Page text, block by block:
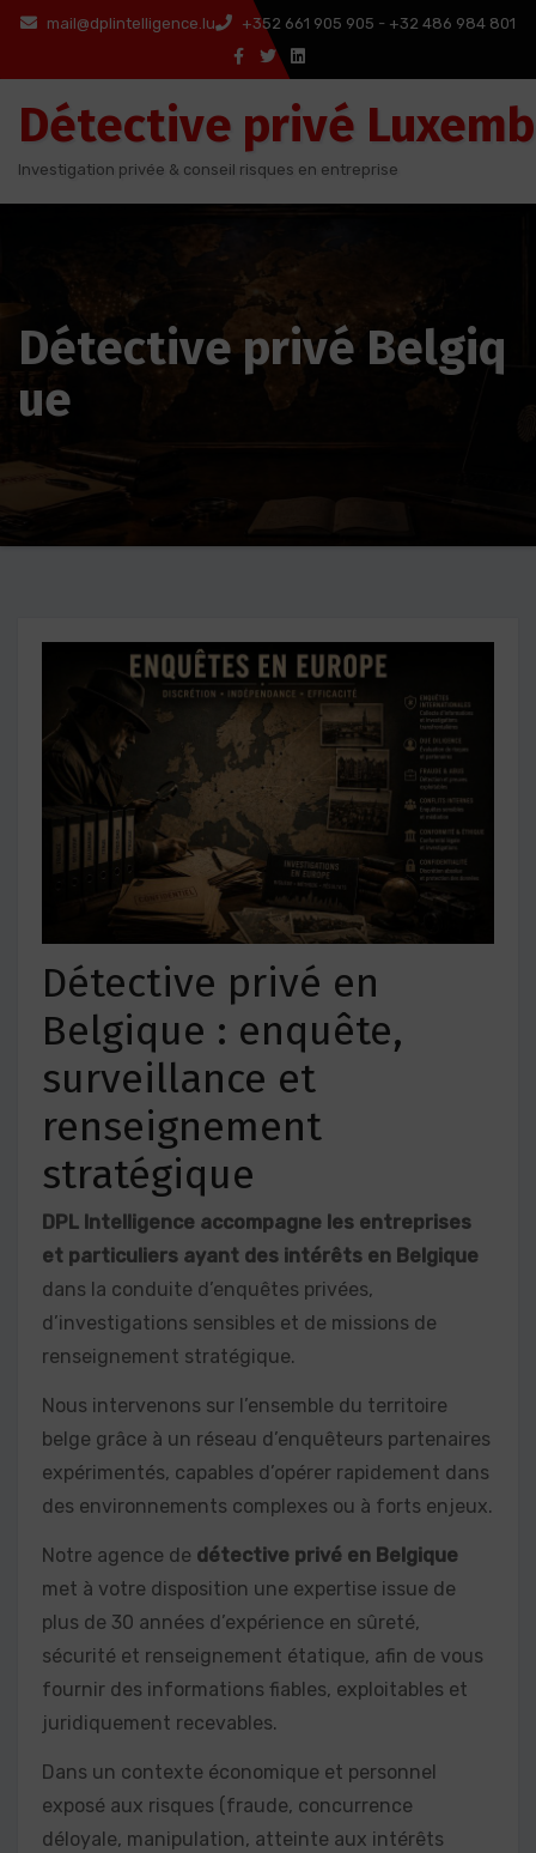
Aller
contenu
mail@dplintelligence.lu +352 661 905 905 - +32 486 984 801
Détective privé
Investigation privée & conseil risques en entreprise
Détective privé Belgiq
ue
Détective privé en
Belgique : enquête,
surveillance et
renseignement
stratégique
DPL Intelligence accompagne les entreprises
et particuliers ayant des intérêts en Belgique
dans la conduite d’enquêtes privées,
d’investigations sensibles et de missions de
renseignement stratégique.
Nous intervenons sur l’ensemble du territoire
belge grâce à un réseau d’enquêteurs partenaires
expérimentés, capables d’opérer rapidement dans
des environnements complexes ou à forts enjeux.
Notre agence de détective privé en Belgique
met à votre disposition une expertise issue de
plus de 30 années d’expérience en sûreté,
sécurité et renseignement étatique, afin de vous
fournir des informations fiables, exploitables et
juridiquement recevables.
Dans un contexte économique et personnel
exposé aux risques (fraude, concurrence
déloyale, manipulation, atteinte aux intérêts